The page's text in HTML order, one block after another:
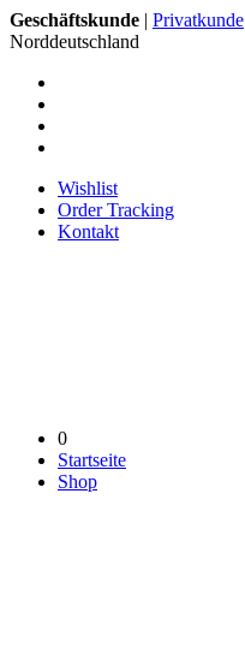
Geschäftskunde | Privatkunde
Norddeutschland
Wishlist
Order Tracking
Kontakt
0
Startseite
Shop